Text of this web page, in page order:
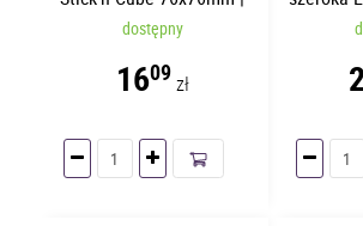
400 kartek
dostępny
1609 zł